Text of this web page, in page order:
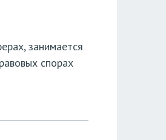
занимается
спорах